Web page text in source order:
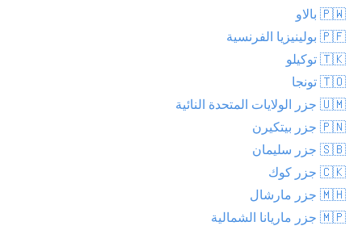
🇵🇼 بالاو
🇵🇫 بولينيزيا الفرنسية
🇹🇰 توكيلو
🇹🇴 تونجا
🇺🇲 جزر الولايات المتحدة النائية
🇵🇳 جزر بيتكيرن
🇸🇧 جزر سليمان
🇨🇰 جزر كوك
🇲🇭 جزر مارشال
🇲🇵 جزر ماريانا الشمالية